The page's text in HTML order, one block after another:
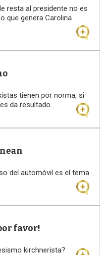
resta al presidente no es
que genera Carolina
tienen por norma, si
da resultado.
del automóvil es el tema
favor!
kirchnerista?